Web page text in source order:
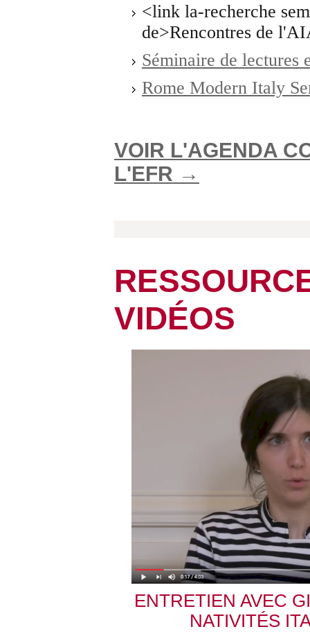
<link la-recherche
de>Rencontres de
Séminaire de lectures
Rome Modern Italy
VOIR L'AGENDA
L'EFR →
VIDÉOS
ENTRETIEN AVEC
NATIVITÉS